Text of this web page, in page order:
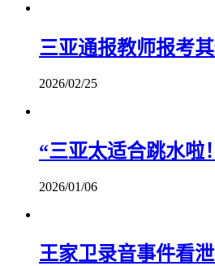
三亚通报教师报考
2026/02/25
“三亚太适合跳水啦
2026/01/06
王家卫录音事件看